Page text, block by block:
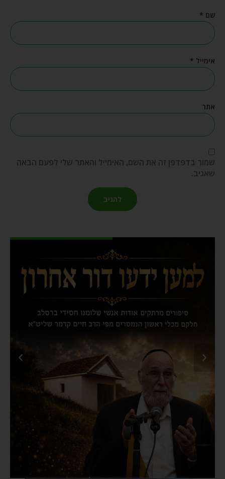
שם *
אימייל *
אתר
שמור בדפדפן זה את השם, האימייל והאתר שלי לפעם הבאה
שאגיב.